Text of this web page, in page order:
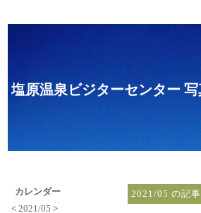
塩原温泉ビジターセンター
2021/05 の記
カレンダー
< 2021/05 >